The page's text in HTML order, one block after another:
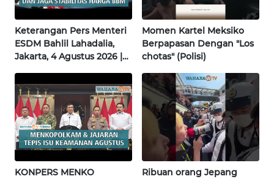
Keterangan Pers Menteri
ESDM Bahlil Lahadalia,
Jakarta, 4 Agustus 2026 |
Momen Kartel Meksiko
Berpapasan Dengan "Los
chotas" (Polisi)
KONPERS MENKO
Ribuan orang Jepang
KONTAK
KAMI
INFO
TENTANG
KAMI
PEDOMAN
SIBER